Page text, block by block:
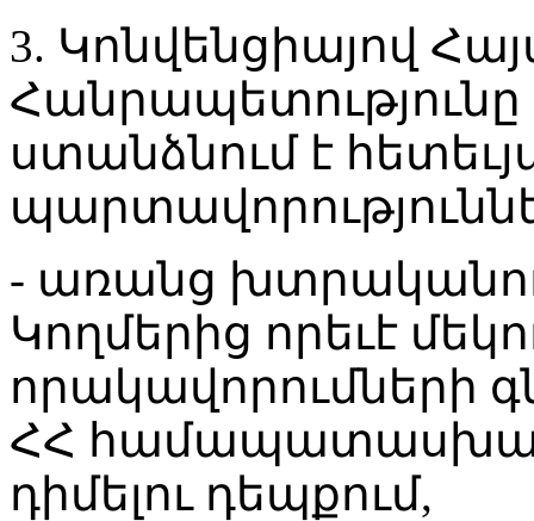
3. Կոնվենցիայով
ստանձնում է
- առանց
Կողմերից որեւէ
որակավորումների
ՀՀ համապատասխան
դիմելու դեպքում,